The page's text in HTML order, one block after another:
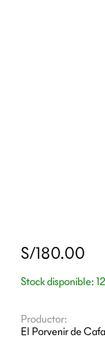
S/180.00
Stock disponible:
Productor:
El Porvenir de